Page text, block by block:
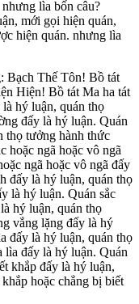
lìa bốn câu?
mới gọi hiện quán,
hiện quán. nhưng lìa
Bạch Thế Tôn! Bồ tát
Hiện! Bồ tát Ma ha tát
hý luận, quán thọ
đấy là hý luận. Quán
thọ tưởng hành thức
hoặc ngã hoặc vô ngã
ngã hoặc vô ngã đấy
đấy là hý luận, quán thọ
là hý luận. Quán sắc
hý luận, quán thọ
vắng lặng đấy là hý
đấy là hý luận, quán thọ
lìa đấy là hý luận. Quán
khắp đấy là hý luận,
hoặc chẳng bị biết